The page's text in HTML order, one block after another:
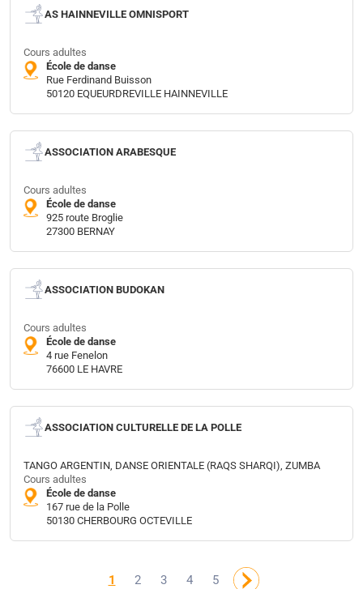
AS HAINNEVILLE OMNISPORT
Cours adultes
École de danse
Rue Ferdinand Buisson
50120 EQUEURDREVILLE HAINNEVILLE
ASSOCIATION ARABESQUE
Cours adultes
École de danse
925 route Broglie
27300 BERNAY
ASSOCIATION BUDOKAN
Cours adultes
École de danse
4 rue Fenelon
76600 LE HAVRE
ASSOCIATION CULTURELLE DE LA POLLE
TANGO ARGENTIN, DANSE ORIENTALE (RAQS SHARQI), ZUMBA
Cours adultes
École de danse
167 rue de la Polle
50130 CHERBOURG OCTEVILLE
1 2 3 4 5